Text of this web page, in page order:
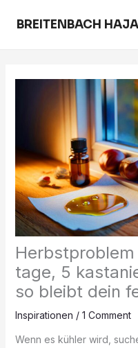
BREITENBACH
tage, 5
so bleibt dein
Inspirationen / 1 Comment
Wenn es kühler wird,